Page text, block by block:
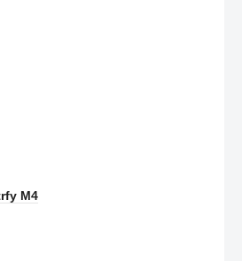
M4